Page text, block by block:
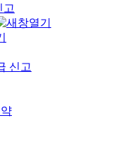
고
신고